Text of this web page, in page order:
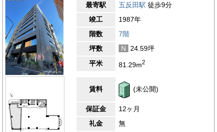
最寄駅 五反田駅 徒歩9分
竣工
1987年
階数
7階
坪数
N
24.59坪
平米
81.29m2
賃料 (未公開)
保証金
12ヶ月
礼金
無